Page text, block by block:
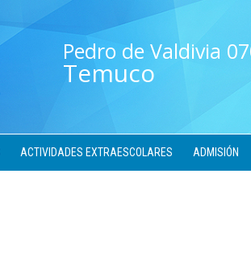
Pedro de Valdivia
Temuco
ACTIVIDADES EXTRAESCOLARES ADMISIÓN